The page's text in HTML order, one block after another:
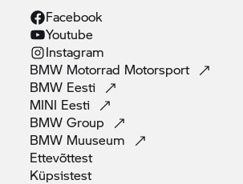
Facebook
Youtube
Instagram
BMW Motorrad Motorsport
BMW Eesti
MINI Eesti
BMWGroup
BMW Muuseum
Ettevõttest
Küpsistest